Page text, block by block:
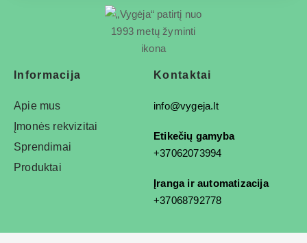
Informacija
Apie mus
Įmonės rekvizitai
Sprendimai
Produktai
Kontaktai
info@vygeja.lt
Etikečių gamyba
+37062073994
Įranga ir automatizacija
+37068792778